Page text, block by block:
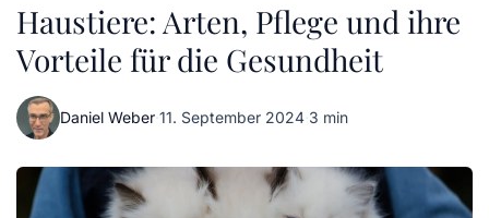
Haustiere: Arten, Pflege und ihre
Vorteile für die Gesundheit
Daniel Weber·11. September 2024·3 min